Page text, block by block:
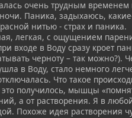
очень трудным
Паника, задыхаюсь,
нитью - страх и паника.
легкая, с ощущением
входе в Воду сразу кроет
черноту – так можно?).
в Воду, стало немного
Что такое
получилось, мышцы
а от растворения. Я в
Похоже идея